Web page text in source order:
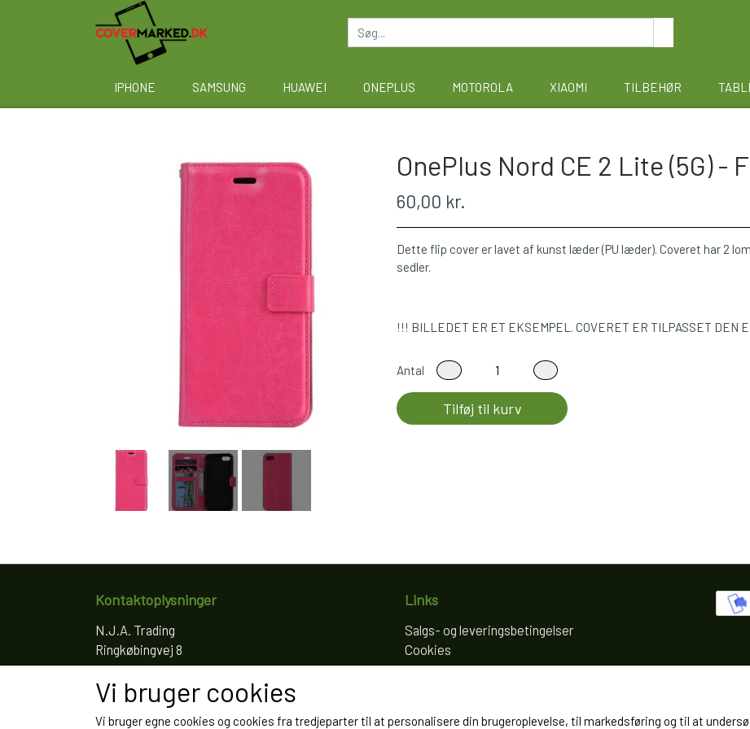
IPHONE SAMSUNG HUAWEI ONEPLUS MOTOROLA XIAOMI TILBEHØR
OnePlus Nord CE 2 Lite (5G) -
60,00 kr.
Dette flip cover er lavet af kunst læder (PU læder). Coveret har 2
sedler.
!!! BILLEDET ER ET EKSEMPEL. COVERET ER TILPASSET DEN
Antal
Tilføj til kurv
Kontaktoplysninger
N.J.A. Trading
Ringkøbingvej 8
4200 Slagelse
Telefon: 61766797
CVR: 35022155
Links
Salgs- og leveringsbetingelser
Cookies
Fortrydelse og reklamation
Vi bruger cookies
Vi bruger egne cookies og cookies fra tredjeparter til at personalisere din brugeroplevelse, til markedsføring og til at